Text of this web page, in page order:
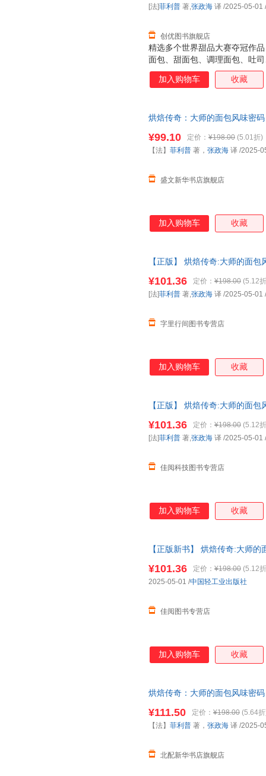
精选多个世界甜品大赛夺冠作
面包、甜面包、调理面包、吐
准用量、基本技法、制作重点
解决定烘焙成败的每一个细微
创优图书旗舰店
[法]菲利普 著,张政海 译 /2025-05-01 /
加入购物车 收藏
烘焙传奇：大师的面包风味密
¥99.10 定价： ¥198.00 (5.01折)
盛文新华书店旗舰店
【法】 菲利普 著， 张政海 译 /2025-
加入购物车 收藏
【正版】 烘焙传奇:大师的面
¥101.36 定价： ¥198.00 (5.12
字里行间图书专营店
[法]菲利普 著,张政海 译 /2025-05-01 /
加入购物车 收藏
【正版】 烘焙传奇:大师的面
¥101.36 定价： ¥198.00 (5.12
佳阅科技图书专营店
[法]菲利普 著,张政海 译 /2025-05-01 /
加入购物车 收藏
【正版新书】 烘焙传奇:大师
¥101.36 定价： ¥198.00 (5.12
佳阅图书专营店
2025-05-01 /中国轻工业出版社
加入购物车 收藏
烘焙传奇：大师的面包风味密
¥111.50 定价： ¥198.00 (5.64
北配新华书店旗舰店
【法】 菲利普 著， 张政海 译 /2025-